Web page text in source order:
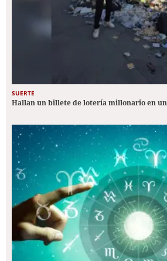
SUERTE
Hallan un billete de lotería millonario en